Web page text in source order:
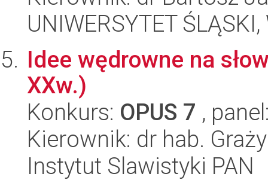
UNIWERSYTET
Idee wędrowne na
XXw.)
Konkurs: OPUS 7 ,
Kierownik: dr hab.
Instytut Slawistyki PAN